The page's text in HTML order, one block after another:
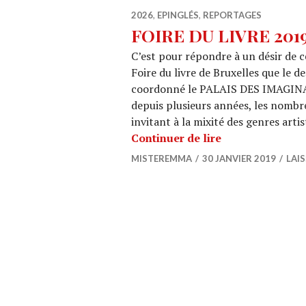
2026, EPINGLÉS, REPORTAGES
FOIRE DU LIVRE
C’est pour répondre à un désir de
Foire du livre de Bruxelles que le
coordonné le PALAIS DES
depuis plusieurs années, les
invitant à la mixité des genres
Continuer de lireFOIRE DU
MISTEREMMA 30 JANVIER 2019